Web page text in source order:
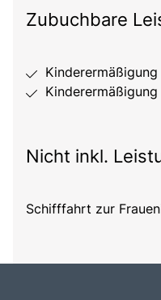
Zubuchbare
Nicht inkl.
Schifffahrt zur